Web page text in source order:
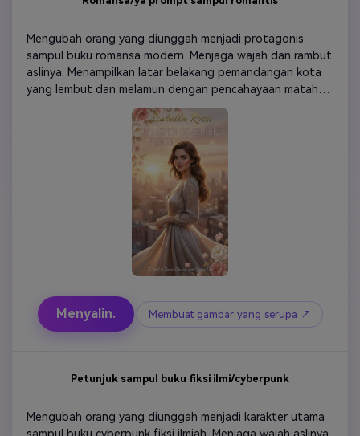
Mengubah orang yang diunggah menjadi protagonis
sampul buku romansa modern. Menjaga wajah dan rambut
aslinya. Menampilkan latar belakang pemandangan kota
yang lembut dan melamun dengan pencahayaan matahari
terbenam yang hangat. Menggunakan warna pink pastel,
krem, dan emas. Karakternya harus tampak elegan,
lembut, dan bercahaya lembut, dengan kulit alami dan
sorotan mengkilap. Tambahkan elemen bunga lampu
bokeh dan ruang tipografi bergaya tulisan tangan.
Suasana hati secara keseluruhan: romantis, hangat,
estetis, dan gaya novel romansa terlaris. Resolusi tinggi
tata letak profesional komposisi bersih.
Menyalin. Membuat gambar yang serupa ↗
Petunjuk sampul buku fiksi ilmi/cyberpunk
Mengubah orang yang diunggah menjadi karakter utama
sampul buku cyberpunk fiksi ilmiah. Menjaga wajah aslinya.